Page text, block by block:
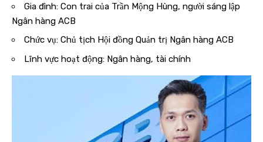
Gia đình: Con trai của Trần Mộng Hùng, người sáng lập
Ngân hàng ACB
Chức vụ: Chủ tịch Hội đồng Quản trị Ngân hàng ACB
Lĩnh vực hoạt động: Ngân hàng, tài chính